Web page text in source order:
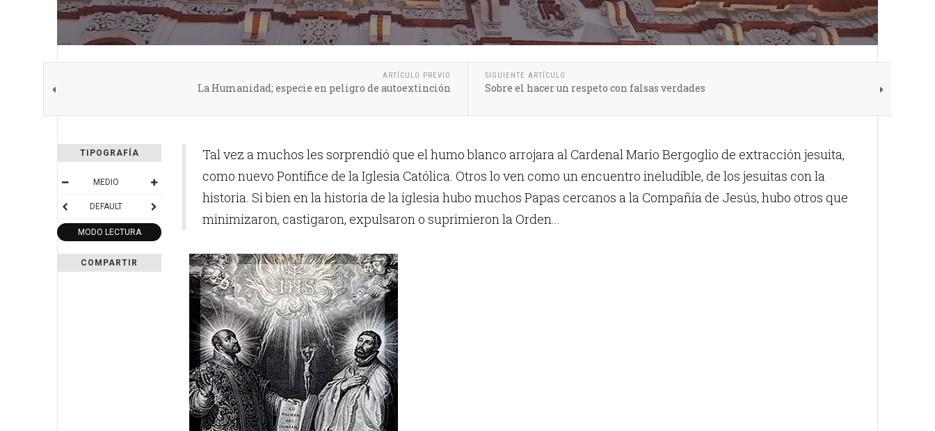
ARTÍCULO PREVIO
La Humanidad; especie en peligro de autoextinción
SIGUIENTE ARTÍCULO
Sobre el hacer un respeto con falsas verdades
TIPOGRAFÍA
MEDIO
DEFAULT
MODO LECTURA
COMPARTIR
Tal vez a muchos les sorprendió que el humo blanco arrojara al Cardenal Mario Bergoglio de extracción jesuita,
como nuevo Pontífice de la Iglesia Católica. Otros lo ven como un encuentro ineludible, de los jesuitas con la
historia. Si bien en la historia de la iglesia hubo muchos Papas cercanos a la Compañía de Jesús, hubo otros que
minimizaron, castigaron, expulsaron o suprimieron la Orden...